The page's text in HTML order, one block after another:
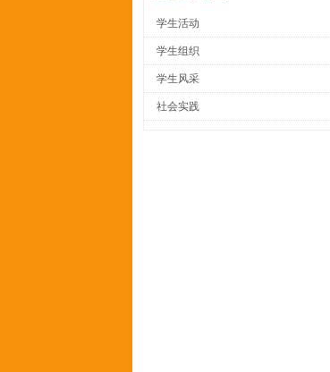
学生活动
学生组织
学生风采
社会实践